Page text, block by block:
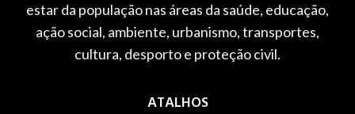
estar da população nas áreas da saúde, educação,
ação social, ambiente, urbanismo, transportes,
cultura, desporto e proteção civil.
ATALHOS